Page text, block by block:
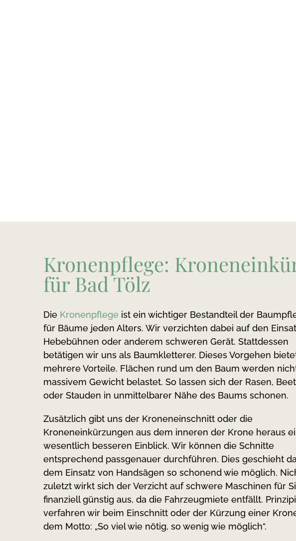
Kronenpflege:
für Bad Tölz
Die Kronenpflege ist ein wichtiger Bestandteil der
für Bäume jeden Alters. Wir verzichten dabei auf den
Hebebühnen oder anderem schweren Gerät. Stattdessen
betätigen wir uns als Baumkletterer. Dieses Vorgehen
mehrere Vorteile. Flächen rund um den Baum werden
massivem Gewicht belastet. So lassen sich der Rasen,
oder Stauden in unmittelbarer Nähe des Baums schonen.
Zusätzlich gibt uns der Kroneneinschnitt oder die
Kroneneinkürzungen aus dem inneren der Krone heraus
wesentlich besseren Einblick. Wir können die Schnitte
entsprechend passgenauer durchführen. Dies geschieht
dem Einsatz von Handsägen so schonend wie möglich.
zuletzt wirkt sich der Verzicht auf schwere Maschinen für
finanziell günstig aus, da die Fahrzeugmiete entfällt.
verfahren wir beim Einschnitt oder der Kürzung einer
dem Motto: „So viel wie nötig, so wenig wie möglich“.